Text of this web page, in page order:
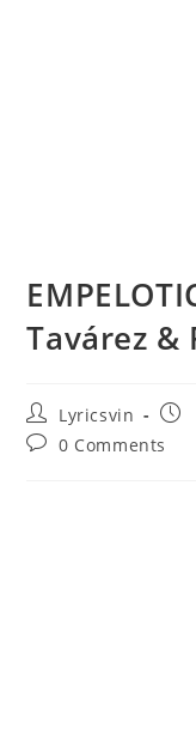
Tavárez &
Post
author:
Lyricsvin
Post
Post0 Comments